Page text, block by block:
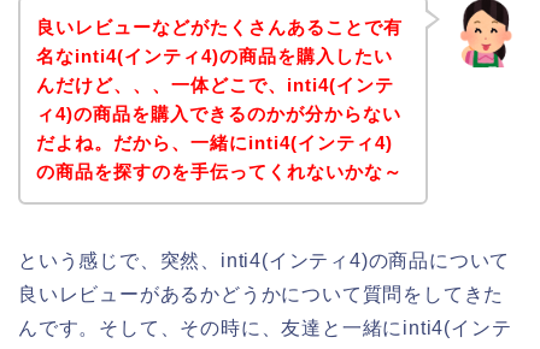
良いレビューなどがたくさんあることで有
名なinti4(インティ4)の商品を購入したい
んだけど、、、一体どこで、inti4(インテ
ィ4)の商品を購入できるのかが分からない
だよね。だから、一緒にinti4(インティ4)
の商品を探すのを手伝ってくれないかな～
という感じで、突然、inti4(インティ4)の商品について
良いレビューがあるかどうかについて質問をしてきた
んです。そして、その時に、友達と一緒にinti4(インテ